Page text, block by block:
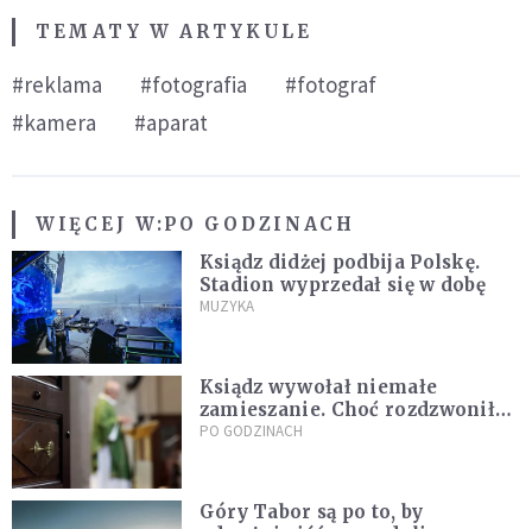
TEMATY W ARTYKULE
#reklama #fotografia
#fotograf
#kamera
#aparat
WIĘCEJ W:PO GODZINACH
Ksiądz didżej podbija Polskę.
Stadion wyprzedał się w dobę
MUZYKA
Ksiądz wywołał niemałe
zamieszanie. Choć rozdzwoniły
się telefony z całego kraju,
PO GODZINACH
Góry Tabor są po to, by